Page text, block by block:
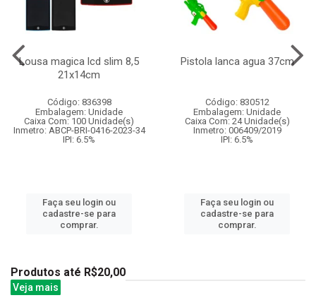
Lousa magica lcd slim 8,5
21x14cm
Código: 836398
Embalagem: Unidade
Caixa Com: 100 Unidade(s)
Inmetro: ABCP-BRI-0416-2023-34
IPI: 6.5%
Faça seu login ou
cadastre-se para
comprar.
Pistola lanca agua 37cm
Código: 830512
Embalagem: Unidade
Caixa Com: 24 Unidade(s)
Inmetro: 006409/2019
IPI: 6.5%
Faça seu login ou
cadastre-se para
comprar.
Produtos até R$20,00
Veja mais